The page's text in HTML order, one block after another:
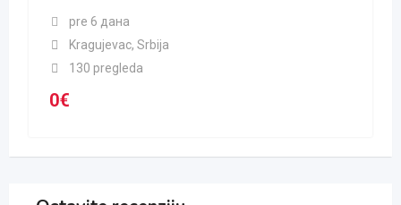
pre 6 дана
Kragujevac, Srbija
130 pregleda
0€